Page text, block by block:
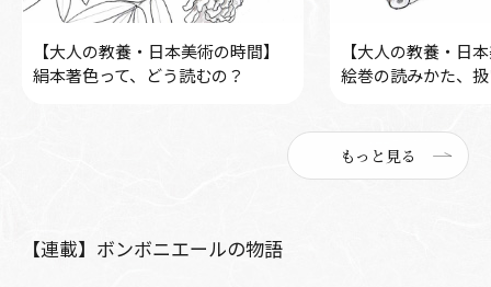
【大人の教養・日本美術の時間】
絹本著色って、どう読むの？
【大人の教養・日
絵巻の読みかた、
もっと見る
【連載】ボンボニエールの物語